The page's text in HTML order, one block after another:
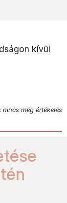
kívül
nincs még értékelés